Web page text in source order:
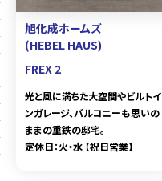
旭化成ホームズ
(HEBEL HAUS)
FREX 2
光と風に満ちた大空間やビルトイ
ンガレージ、バルコニーも思いの
ままの重鉄の邸宅。
定休日：火・水 【祝日営業】